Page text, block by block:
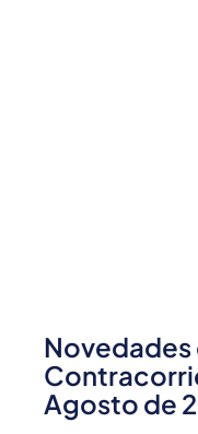
Novedades
Agosto de